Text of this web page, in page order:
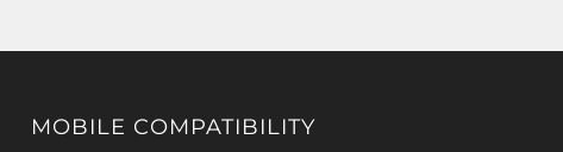
MOBILE COMPATIBILITY